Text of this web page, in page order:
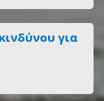
για